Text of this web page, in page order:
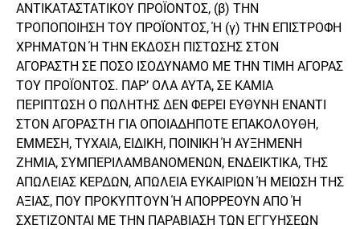
ΑΝΤΙΚΑΤΑΣΤΑΤΙΚΟΥ ΠΡΟΪΟΝΤΟΣ, (β) ΤΗΝ
ΤΡΟΠΟΠΟΙΗΣΗ ΤΟΥ ΠΡΟΪΟΝΤΟΣ, Ή (γ) ΤΗΝ ΕΠΙΣΤΡΟΦΗ
ΧΡΗΜΑΤΩΝ Ή ΤΗΝ ΕΚΔΟΣΗ ΠΙΣΤΩΣΗΣ ΣΤΟΝ
ΑΓΟΡΑΣΤΗ ΣΕ ΠΟΣΟ ΙΣΟΔΥΝΑΜΟ ΜΕ ΤΗΝ ΤΙΜΗ ΑΓΟΡΑΣ
ΤΟΥ ΠΡΟΪΟΝΤΟΣ. ΠΑΡ’ ΟΛΑ ΑΥΤΑ, ΣΕ ΚΑΜΙΑ
ΠΕΡΙΠΤΩΣΗ Ο ΠΩΛΗΤΗΣ ΔΕΝ ΦΕΡΕΙ ΕΥΘΥΝΗ ΕΝΑΝΤΙ
ΣΤΟΝ ΑΓΟΡΑΣΤΗ ΓΙΑ ΟΠΟΙΑΔΗΠΟΤΕ ΕΠΑΚΟΛΟΥΘΗ,
ΕΜΜΕΣΗ, ΤΥΧΑΙΑ, ΕΙΔΙΚΗ, ΠΟΙΝΙΚΗ Ή ΑΥΞΗΜΕΝΗ
ΖΗΜΙΑ, ΣΥΜΠΕΡΙΛΑΜΒΑΝΟΜΕΝΩΝ, ΕΝΔΕΙΚΤΙΚΑ, ΤΗΣ
ΑΠΩΛΕΙΑΣ ΚΕΡΔΩΝ, ΑΠΩΛΕΙΑ ΕΥΚΑΙΡΙΩΝ Ή ΜΕΙΩΣΗ ΤΗΣ
ΑΞΙΑΣ, ΠΟΥ ΠΡΟΚΥΠΤΟΥΝ Ή ΑΠΟΡΡΕΟΥΝ ΑΠΟ Ή
ΣΧΕΤΙΖΟΝΤΑΙ ΜΕ ΤΗΝ ΠΑΡΑΒΙΑΣΗ ΤΩΝ ΕΓΓΥΗΣΕΩΝ